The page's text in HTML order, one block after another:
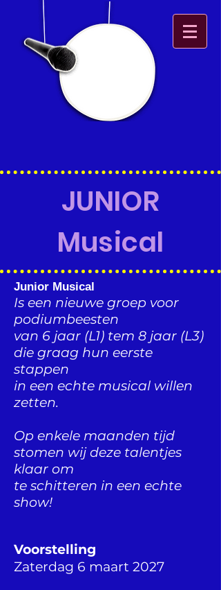
JUNIOR
Musical
Junior Musical
Is een nieuwe groep voor
podiumbeesten
van 6 jaar (L1) tem 8 jaar (L3)
die graag hun eerste
stappen
in een echte musical willen
zetten.
Op enkele maanden tijd
stomen wij deze talentjes
klaar om
te schitteren in een echte
show!
Voorstelling
Zaterdag 6 maart 2027